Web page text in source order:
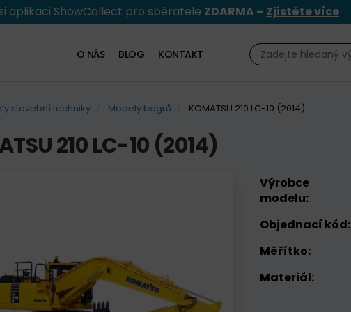
aplikaci ShowCollect pro sběratele ZDARMA – Zjistěte více
O NÁS BLOG KONTAKT
stavební techniky Modely bagrů KOMATSU 210 LC-10 (2014)
210 LC-10 (2014)
Výrobce
modelu:
Objednací kód:
Měřítko:
Materiál: